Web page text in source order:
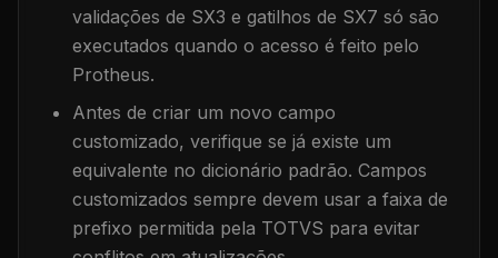
validações de SX3 e gatilhos de SX7 só são
executados quando o acesso é feito pelo
Protheus.
Antes de criar um novo campo
customizado, verifique se já existe um
equivalente no dicionário padrão. Campos
customizados sempre devem usar a faixa de
prefixo permitida pela TOTVS para evitar